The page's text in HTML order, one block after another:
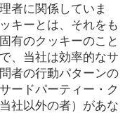
者に関係していま
キーとは、それをも
有のクッキーのこと
、当社は効率的なサ
者の行動パターンの
ードパーティー・ク
社以外の者）があな